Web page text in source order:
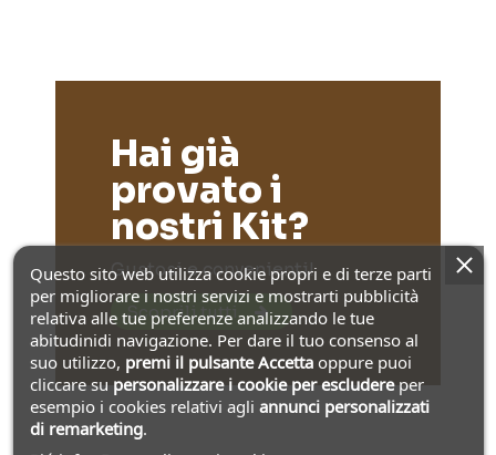
Hai già
provato i
nostri Kit?
Gustosi e convenienti!
Scoprili tutti
Questo sito web utilizza cookie propri e di terze parti
per migliorare i nostri servizi e mostrarti pubblicità
relativa alle tue preferenze analizzando le tue
abitudinidi navigazione. Per dare il tuo consenso al
suo utilizzo, premi il pulsante Accettaoppure puoi
cliccare su personalizzare i cookie per escludereper
esempio i cookies relativi agli annunci personalizzati
di remarketing.